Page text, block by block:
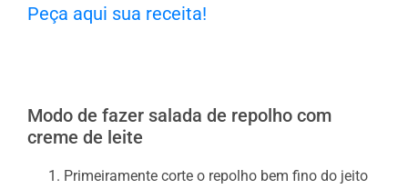
Peça aqui sua receita!
Modo de fazer salada de repolho com
creme de leite
Primeiramente corte o repolho bem fino do jeito